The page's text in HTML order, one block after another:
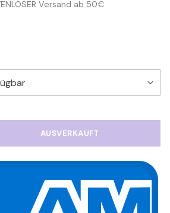
Versand ab 50€
AUSVERKAUFT